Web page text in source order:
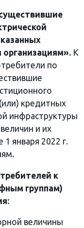
организациям». К
по
кредитных
инфраструктуры
и их
января 2022 г.
к
группам)
величины